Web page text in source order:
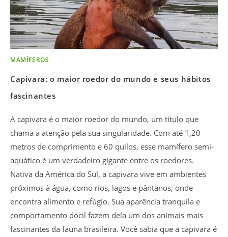
MAMÍFEROS
Capivara: o maior roedor do mundo e seus hábitos
fascinantes
A capivara é o maior roedor do mundo, um título que
chama a atenção pela sua singularidade. Com até 1,20
metros de comprimento e 60 quilos, esse mamífero semi-
aquático é um verdadeiro gigante entre os roedores.
Nativa da América do Sul, a capivara vive em ambientes
próximos à água, como rios, lagos e pântanos, onde
encontra alimento e refúgio. Sua aparência tranquila e
comportamento dócil fazem dela um dos animais mais
fascinantes da fauna brasileira. Você sabia que a capivara é